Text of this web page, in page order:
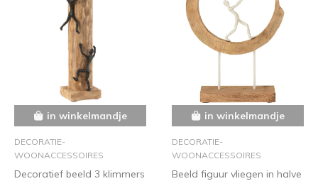
in winkelmandje
DECORATIE-
WOONACCESSOIRES
Decoratief beeld 3 klimmers
in winkelmandje
DECORATIE-
WOONACCESSOIRES
Beeld figuur vliegen in halve